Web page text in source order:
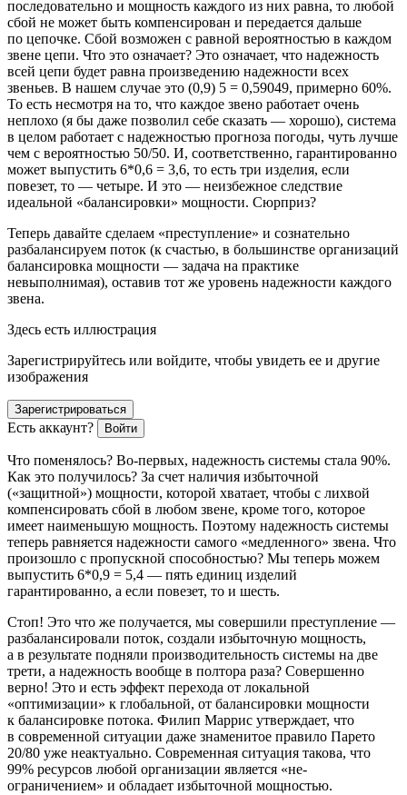
последовательно и мощность каждого из них равна, то любой
сбой не может быть компенсирован и передается дальше
по цепочке. Сбой возможен с равной вероятностью в каждом
звене цепи. Что это означает? Это означает, что надежность
всей цепи будет равна произведению надежности всех
звеньев. В нашем случае это (0,9) 5 = 0,59049, примерно 60%.
То есть несмотря на то, что каждое звено работает очень
неплохо (я бы даже позволил себе сказать — хорошо), система
в целом работает с надежностью прогноза погоды, чуть лучше
чем с вероятностью 50/50. И, соответственно, гарантированно
может выпустить 6*0,6 = 3,6, то есть три изделия, если
повезет, то — четыре. И это — неизбежное следствие
идеальной «балансировки» мощности. Сюрприз?
Теперь давайте сделаем «преступление» и сознательно
разбалансируем поток (к счастью, в большинстве организаций
балансировка мощности — задача на практике
невыполнимая), оставив тот же уровень надежности каждого
звена.
Здесь есть иллюстрация
Зарегистрируйтесь или войдите, чтобы увидеть ее и другие
изображения
Зарегистрироваться
Есть аккаунт? Войти
Что поменялось? Во-первых, надежность системы стала 90%.
Как это получилось? За счет наличия избыточной
(«защитной») мощности, которой хватает, чтобы с лихвой
компенсировать сбой в любом звене, кроме того, которое
имеет наименьшую мощность. Поэтому надежность системы
теперь равняется надежности самого «медленного» звена. Что
произошло с пропускной способностью? Мы теперь можем
выпустить 6*0,9 = 5,4 — пять единиц изделий
гарантированно, а если повезет, то и шесть.
Стоп! Это что же получается, мы совершили преступление —
разбалансировали поток, создали избыточную мощность,
а в результате подняли производительность системы на две
трети, а надежность вообще в полтора раза? Совершенно
верно! Это и есть эффект перехода от локальной
«оптимизации» к глобальной, от балансировки мощности
к балансировке потока. Филип Маррис утверждает, что
в современной ситуации даже знаменитое правило Парето
20/80 уже неактуально. Современная ситуация такова, что
99% ресурсов любой организации является «не-
ограничением» и обладает избыточной мощностью.